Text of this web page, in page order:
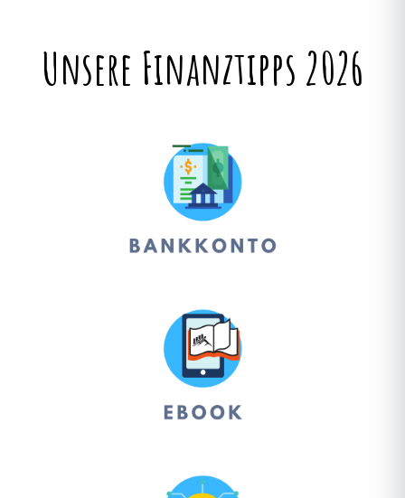
Unsere Finanztipps 2026